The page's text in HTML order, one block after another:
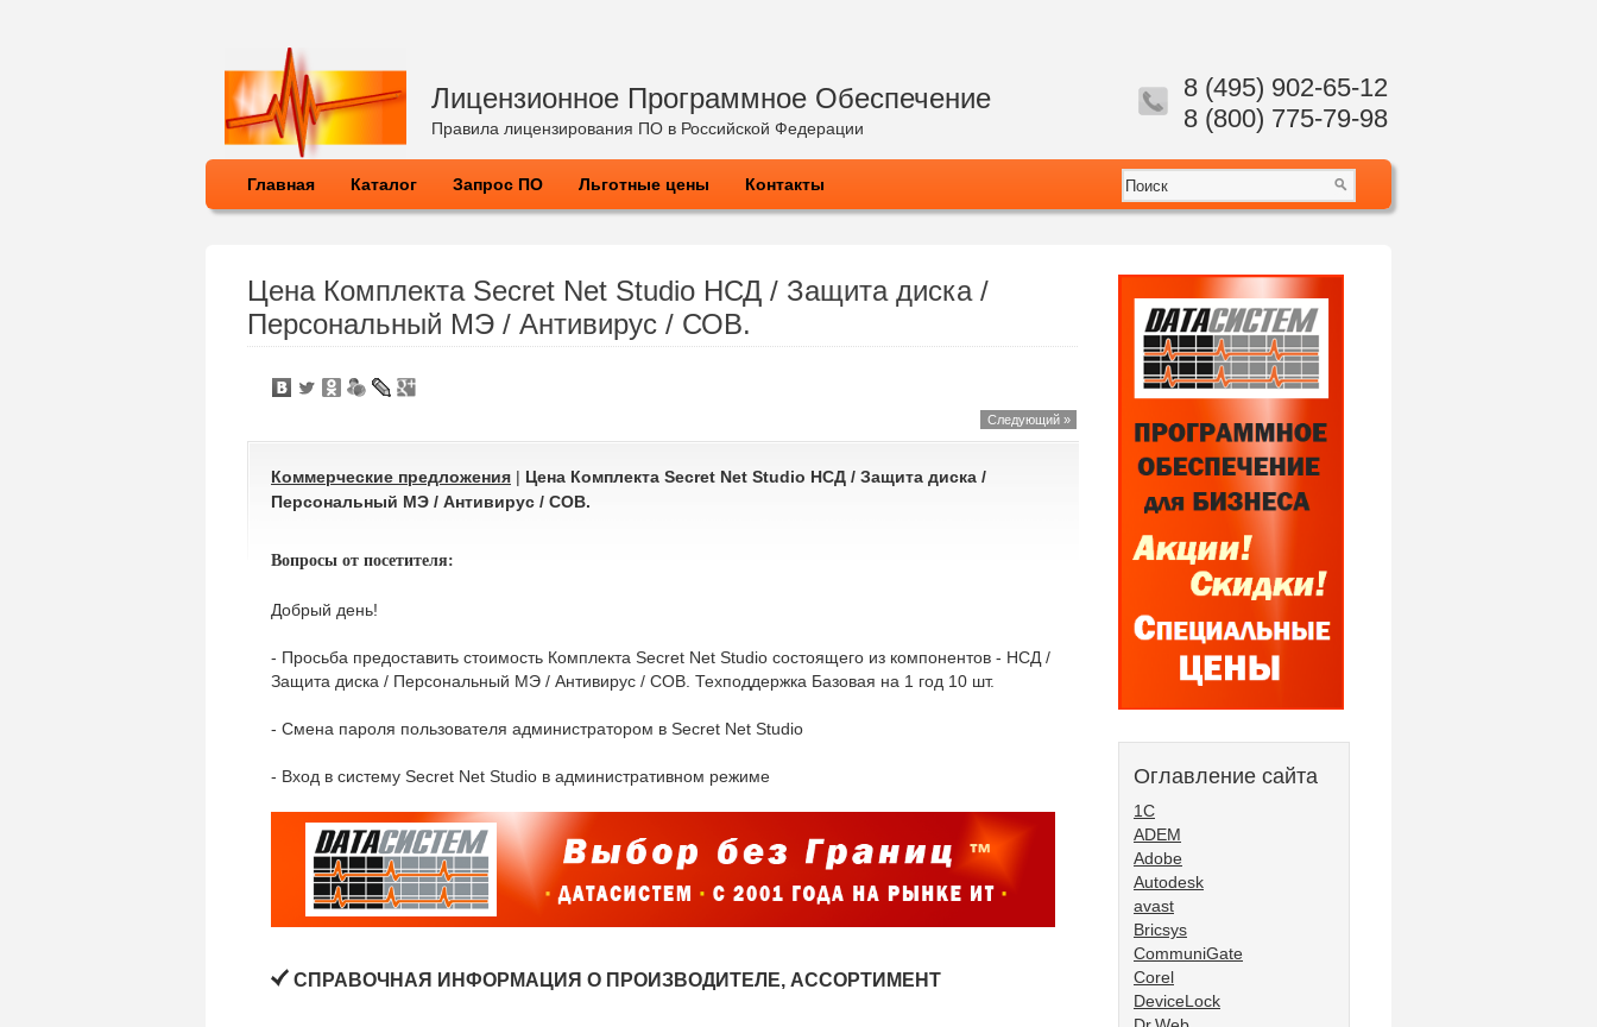
Лицензионное Программное Обеспечение
Правила лицензирования ПО в Российской Федерации
8 (495) 902-65-12
8 (800) 775-79-98
Главная Каталог Запрос ПО Льготные цены Контакты
Цена Комплекта Secret Net Studio НСД / Защита диска /
Персональный МЭ / Антивирус / СОВ.
Следующий »
Коммерческие предложения | Цена Комплекта Secret Net Studio НСД / Защита диска /
Персональный МЭ / Антивирус / СОВ.
Вопросы от посетителя:
Добрый день!
- Просьба предоставить стоимость Комплекта Secret Net Studio состоящего из компонентов - НСД /
Защита диска / Персональный МЭ / Антивирус / СОВ. Техподдержка Базовая на 1 год 10 шт.
- Смена пароля пользователя администратором в Secret Net Studio
- Вход в систему Secret Net Studio в административном режиме
СПРАВОЧНАЯ ИНФОРМАЦИЯ О ПРОИЗВОДИТЕЛЕ, АССОРТИМЕНТ
Оглавление сайта
1С
ADEM
Adobe
Autodesk
avast
Bricsys
CommuniGate
Corel
DeviceLock